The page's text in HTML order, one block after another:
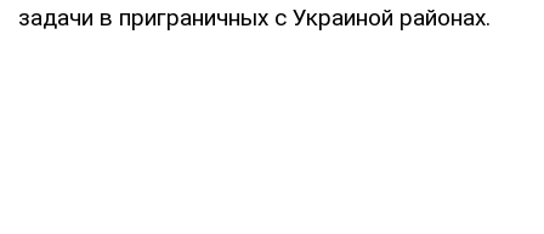
задачи в приграничных с Украиной районах.